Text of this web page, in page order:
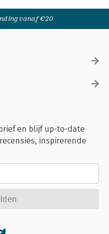
vanaf €20
en blijf up-to-date
inspirerende